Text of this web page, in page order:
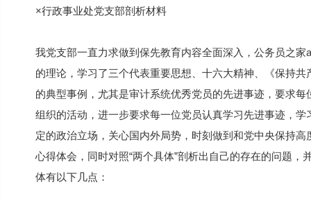
×行政事业处党支部剖析材料
我党支部一直力求做到保先教育内容全面深入，公务员之
的理论，学习了三个代表重要思想、十六大精神、《保持
的典型事例，尤其是审计系统优秀党员的先进事迹，要求
组织的活动，进一步要求每一位党员认真学习先进事迹，
定的政治立场，关心国内外局势，时刻做到和党中央保持
心得体会，同时对照“两个具体”剖析出自己的存在的问题
体有以下几点：